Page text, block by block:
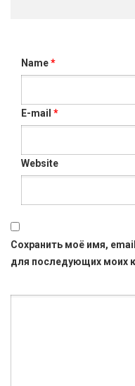
Name*
E-mail *
Website
Сохранить моё имя,
для последующих моих